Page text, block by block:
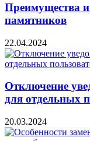
Преимущества
памятников
22.04.2024
Отключение
для отдельных
20.03.2024